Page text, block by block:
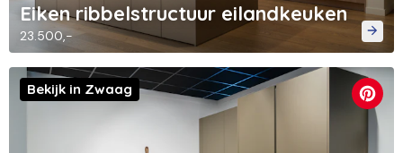
Eiken ribbelstructuur eilandkeuken
23.500,-
Bekijk in Zwaag